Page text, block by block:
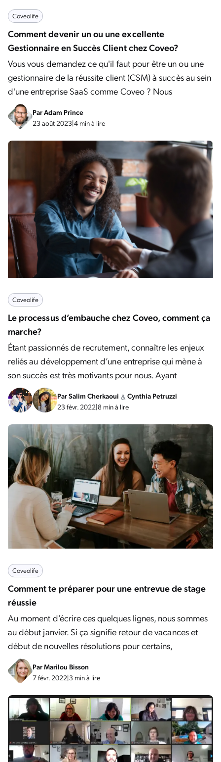
Coveolife
Comment devenir un ou une excellente
Gestionnaire en Succès Client chez Coveo?
Vous vous demandez ce qu'il faut pour être un ou une
gestionnaire de la réussite client (CSM) à succès au sein
d'une entreprise SaaS comme Coveo ? Nous
ParAdam Prince
23 août 2023|4 min à lire
Coveolife
Le processus d’embauche chez Coveo, comment ça
marche?
Étant passionnés de recrutement, connaître les enjeux
reliés au développement d’une entreprise qui mène à
son succès est très motivants pour nous. Ayant
ParSalim Cherkaoui & Cynthia Petruzzi
23 févr. 2022|8 min à lire
Coveolife
Comment te préparer pour une entrevue de stage
réussie
Au moment d’écrire ces quelques lignes, nous sommes
au début janvier. Si ça signifie retour de vacances et
début de nouvelles résolutions pour certains,
ParMarilou Bisson
7 févr. 2022|3 min à lire